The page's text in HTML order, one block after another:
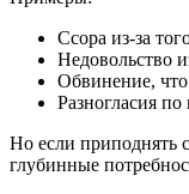
Ссора из-за
Недовольство
Обвинение,
Разногласия
Но если приподнять
глубинные